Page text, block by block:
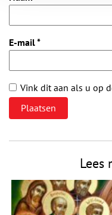
E-mail*
Vink dit aan als u op
Lees